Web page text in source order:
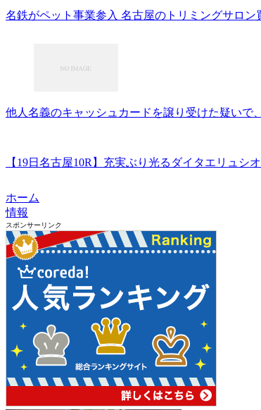
名鉄がペット事業参入 名古屋のトリミングサロン
他人名義のキャッシュカードを譲り受けた疑いで
【19日名古屋10R】充実ぶり光るダイタエリュシ
ホーム
情報
スポンサーリンク